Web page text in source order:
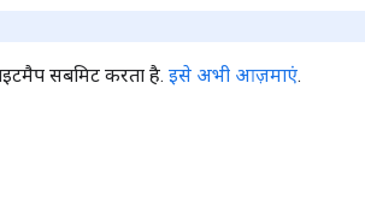
सबमिट करता है. इसे अभी आज़माएं.